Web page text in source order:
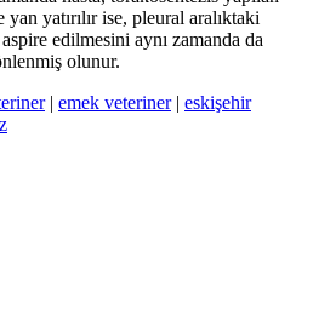
yatırılır ise, pleural aralıktaki
edilmesini aynı zamanda da
olunur.
| emek veteriner| eskişehir